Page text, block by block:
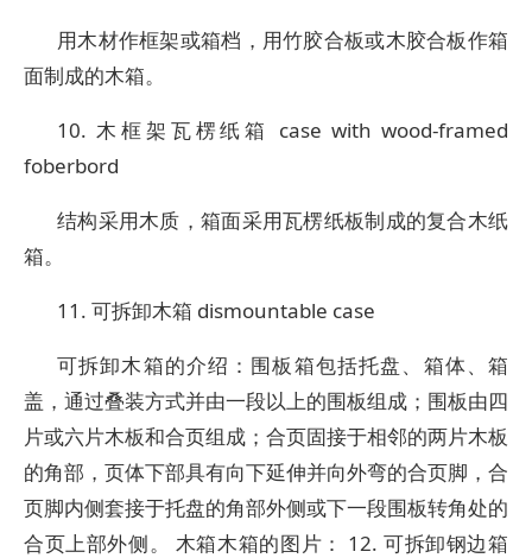
用木材作框架或箱档，用竹胶合板或木胶合板作箱
面制成的木箱。
10. 木框架瓦楞纸箱 case with wood-framed
foberbord
结构采用木质，箱面采用瓦楞纸板制成的复合木纸
箱。
11. 可拆卸木箱 dismountable case
可拆卸木箱的介绍：围板箱包括托盘、箱体、箱
盖，通过叠装方式并由一段以上的围板组成；围板由四
片或六片木板和合页组成；合页固接于相邻的两片木板
的角部，页体下部具有向下延伸并向外弯的合页脚，合
页脚内侧套接于托盘的角部外侧或下一段围板转角处的
合页上部外侧。 木箱木箱的图片： 12. 可拆卸钢边箱